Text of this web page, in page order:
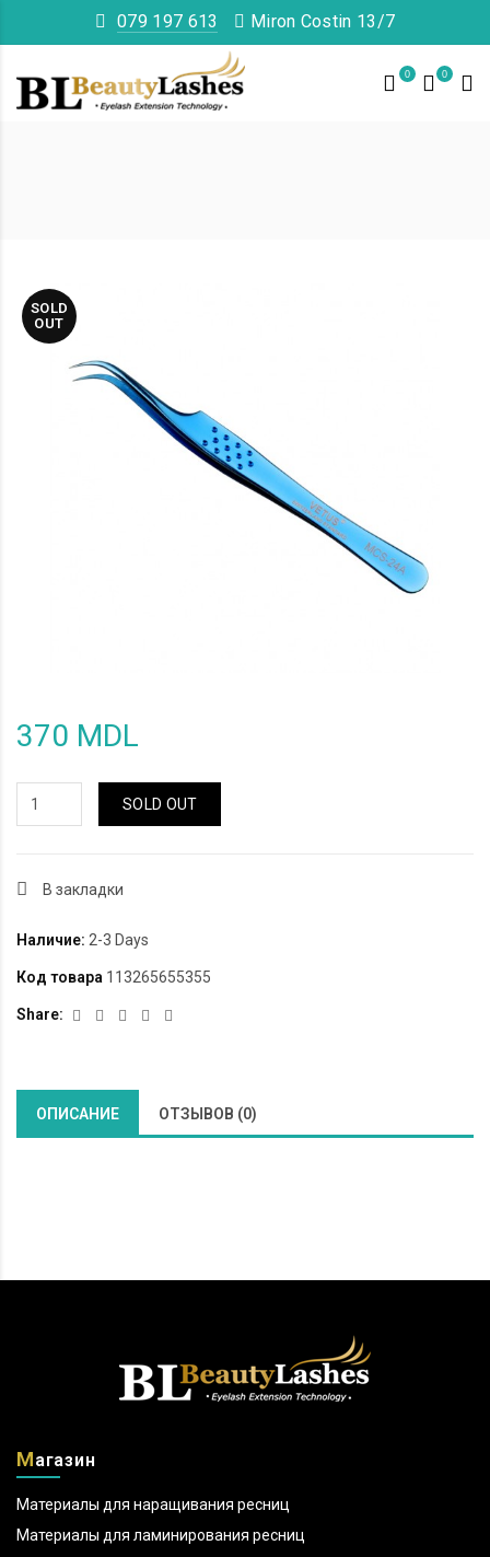
079 197 613 Miron Costin 13/7
0 0
SOLD
OUT
370 MDL
SOLD OUT
В закладки
Наличие: 2-3 Days
Код товара 113265655355
Share:
ОПИСАНИЕ ОТЗЫВОВ (0)
Магазин
Материалы для наращивания ресниц
Материалы для ламинирования ресниц